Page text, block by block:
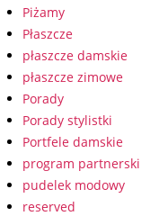
Piżamy
Płaszcze
płaszcze damskie
płaszcze zimowe
Porady
Porady stylistki
Portfele damskie
program partnerski
pudelek modowy
reserved